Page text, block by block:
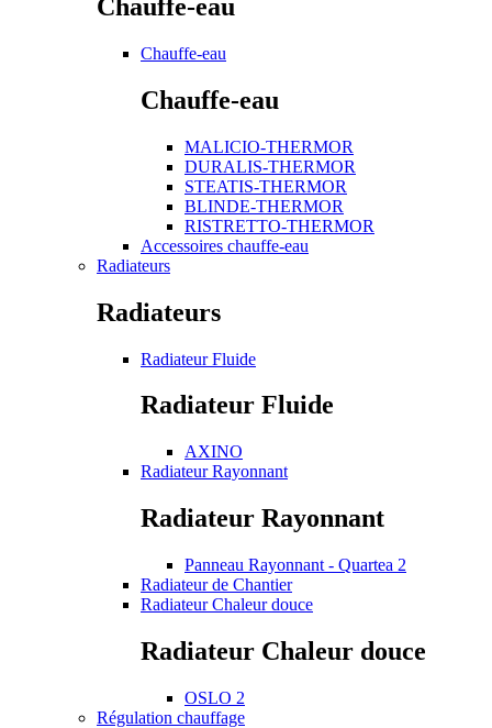
Chauffe-eau
Chauffe-eau
Chauffe-eau
MALICIO-THERMOR
DURALIS-THERMOR
STEATIS-THERMOR
BLINDE-THERMOR
RISTRETTO-THERMOR
Accessoires chauffe-eau
Radiateurs
Radiateurs
Radiateur Fluide
Radiateur Fluide
AXINO
Radiateur Rayonnant
Radiateur Rayonnant
Panneau Rayonnant - Quartea 2
Radiateur de Chantier
Radiateur Chaleur douce
Radiateur Chaleur douce
OSLO 2
Régulation chauffage